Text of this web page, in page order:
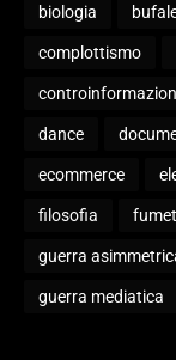
biologia
complottismo
dance
ecommerce
filosofia
guerra
guerra mediatica